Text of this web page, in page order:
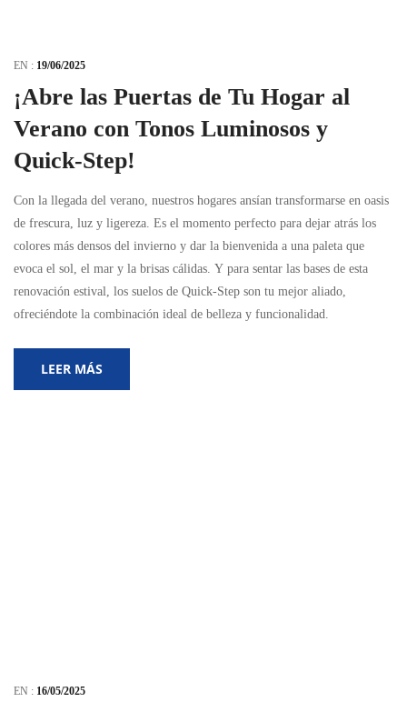
EN : 19/06/2025
¡Abre las Puertas de Tu Hogar al
Verano con Tonos Luminosos y
Quick-Step!
Con la llegada del verano, nuestros hogares ansían transformarse en oasis
de frescura, luz y ligereza. Es el momento perfecto para dejar atrás los
colores más densos del invierno y dar la bienvenida a una paleta que
evoca el sol, el mar y la brisas cálidas. Y para sentar las bases de esta
renovación estival, los suelos de Quick-Step son tu mejor aliado,
ofreciéndote la combinación ideal de belleza y funcionalidad.
LEER MÁS
EN : 16/05/2025